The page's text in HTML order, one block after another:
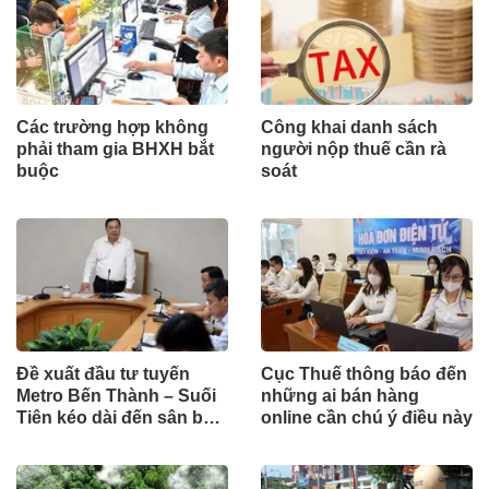
Các trường hợp không
phải tham gia BHXH bắt
buộc
Công khai danh sách
người nộp thuế cần rà
soát
Đề xuất đầu tư tuyến
Metro Bến Thành – Suối
Tiên kéo dài đến sân bay
thức công trình cấp bách
Cục Thuế thông báo đến
những ai bán hàng
online cần chú ý điều này